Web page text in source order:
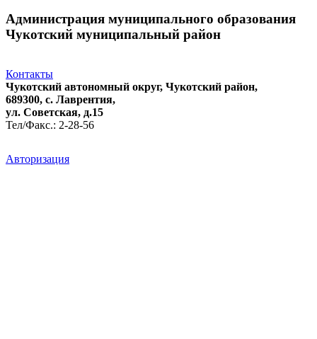
Администрация муниципального образования
Чукотский муниципальный район
Контакты
Чукотский автономный округ, Чукотский район,
689300, с. Лаврентия,
ул. Советская, д.15
Тел/Факс.: 2-28-56
Авторизация